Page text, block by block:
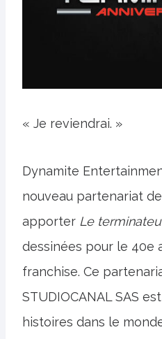
« Je reviendrai. »
Dynamite
nouveau partenariat
apporter Le
dessinées pour le 40e
franchise. Ce
STUDIOCANAL SAS
histoires dans le